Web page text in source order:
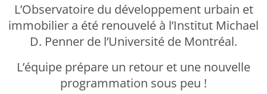
L’Observatoire du développement urbain et
immobilier a été renouvelé à l’Institut Michael
D. Penner de l’Université de Montréal.
L’équipe prépare un retour et une nouvelle
programmation sous peu !